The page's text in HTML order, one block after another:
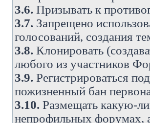
3.6. Призывать к
3.7. Запрещено
голосований, создания
3.8. Клонировать
любого из участников
3.9. Регистрироваться
пожизненный бан
3.10. Размещать какую-
непрофильных форумах,